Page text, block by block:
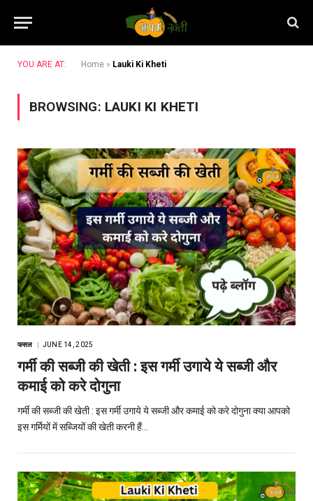
YOU ARE AT: Home » Lauki Ki Kheti
BROWSING: LAUKI KI KHETI
फसल JUNE 14, 2025
गर्मी की सब्जी की खेती : इस गर्मी उगाये ये सब्जी और
कमाई को करे दोगुना
गर्मी की सब्जी की खेती : इस गर्मी उगाये ये सब्जी और कमाई को करे दोगुना क्या आपको
इस गर्मियों में सब्जियों की खेती करनी हैं…